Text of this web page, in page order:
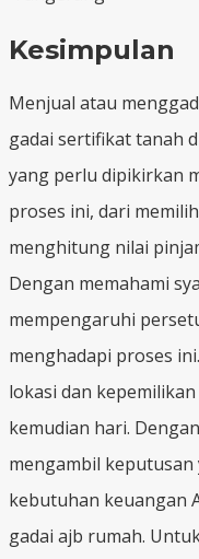
Kesimpulan
Menjual atau
gadai sertifikat tanah
yang perlu dipikirkan
proses ini, dari
menghitung nilai
Dengan memahami
mempengaruhi
menghadapi proses
lokasi dan
kemudian hari.
mengambil
kebutuhan keuangan
gadai ajb rumah.